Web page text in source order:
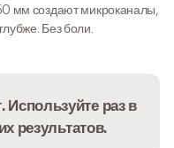
мм создают микроканалы,
Без боли.
раз в
результатов.